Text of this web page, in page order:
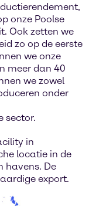
onze Poolse
Ook zetten we
zo op de eerste
we onze
meer dan 40
we zowel
onder
sector.
in
locatie in de
havens. De
export.